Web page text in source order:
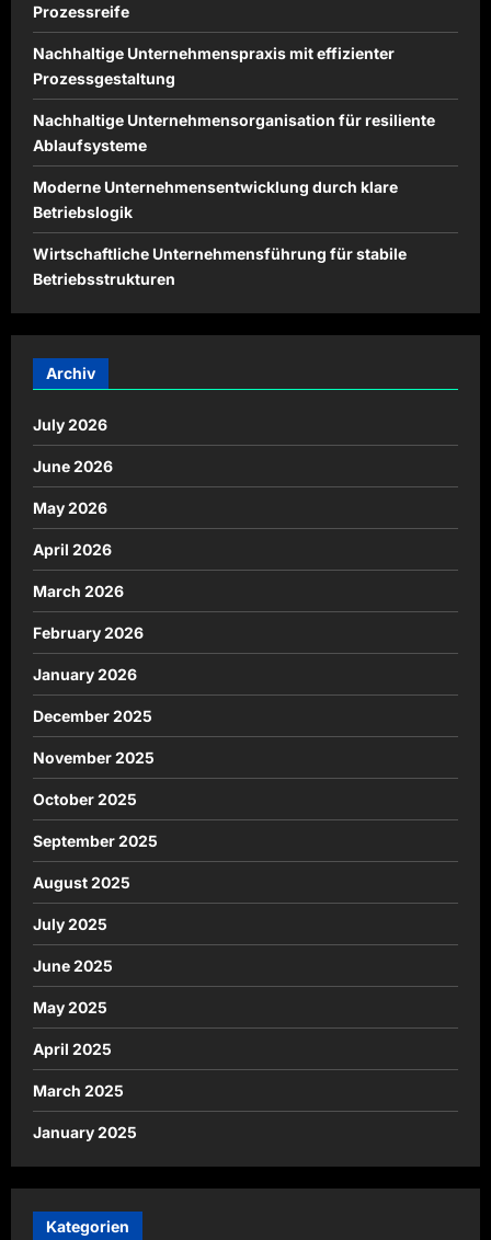
Prozessreife
Nachhaltige Unternehmenspraxis mit effizienter
Prozessgestaltung
Nachhaltige Unternehmensorganisation für resiliente
Ablaufsysteme
Moderne Unternehmensentwicklung durch klare
Betriebslogik
Wirtschaftliche Unternehmensführung für stabile
Betriebsstrukturen
Archiv
July 2026
June 2026
May 2026
April 2026
March 2026
February 2026
January 2026
December 2025
November 2025
October 2025
September 2025
August 2025
July 2025
June 2025
May 2025
April 2025
March 2025
January 2025
Kategorien